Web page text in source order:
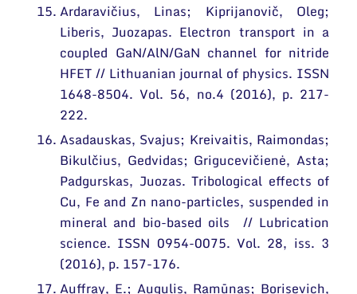
Ardaravičius, Linas; Kiprijanovič, Oleg;
Liberis, Juozapas. Electron transport in a
coupled GaN/AlN/GaN channel for nitride
HFET // Lithuanian journal of physics. ISSN
1648-8504. Vol. 56, no.4 (2016), p. 217-
222.
Asadauskas, Svajus; Kreivaitis, Raimondas;
Bikulčius, Gedvidas; Grigucevičienė, Asta;
Padgurskas, Juozas. Tribological effects of
Cu, Fe and Zn nano-particles, suspended in
mineral and bio-based oils // Lubrication
science. ISSN 0954-0075. Vol. 28, iss. 3
(2016), p. 157-176.
Auffray, E.; Augulis, Ramūnas; Borisevich,